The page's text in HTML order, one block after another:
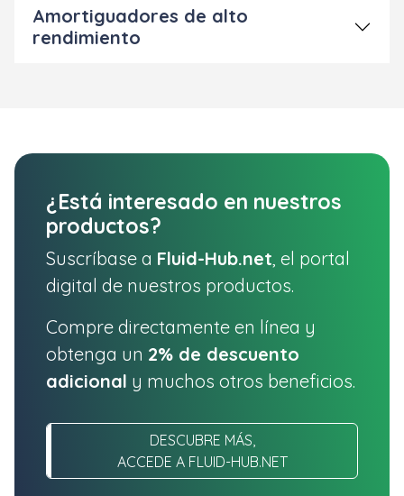
Amortiguadores de alto
rendimiento
¿Está interesado en nuestros
productos?
Suscríbase a Fluid-Hub.net , el portal
digital de nuestros productos.
Compre directamente en línea y
obtenga un 2% de descuento
adicional y muchos otros beneficios.
DESCUBRE MÁS,
ACCEDE A FLUID-HUB.NET